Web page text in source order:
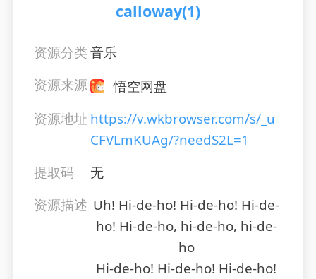
calloway(1)
资源分类音乐
资源来源
悟空网盘
资源地址 https://v.wkbrowser.com/s/_u
CFVLmKUAg/?needS2L=1
提取码
无
资源描述 Uh! Hi-de-ho! Hi-de-ho! Hi-de-
ho! Hi-de-ho, hi-de-ho, hi-de-
ho
Hi-de-ho! Hi-de-ho! Hi-de-ho!